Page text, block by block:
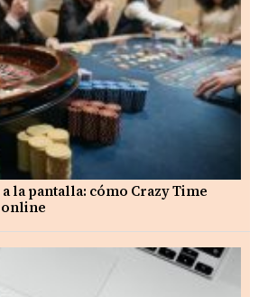
la pantalla: cómo Crazy Time
online